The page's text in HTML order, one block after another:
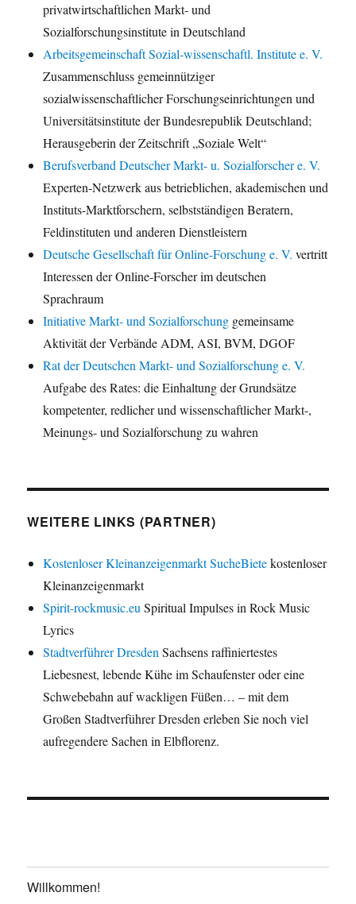
privatwirtschaftlichen Markt- und
Sozialforschungsinstitute in Deutschland
Arbeitsgemeinschaft Sozial-wissenschaftl. Institute e. V.
Zusammenschluss gemeinnütziger
sozialwissenschaftlicher Forschungseinrichtungen und
Universitätsinstitute der Bundesrepublik Deutschland;
Herausgeberin der Zeitschrift „Soziale Welt“
Berufsverband Deutscher Markt- u. Sozialforscher e. V.
Experten-Netzwerk aus betrieblichen, akademischen und
Instituts-Marktforschern, selbstständigen Beratern,
Feldinstituten und anderen Dienstleistern
Deutsche Gesellschaft für Online-Forschung e. V. vertritt
Interessen der Online-Forscher im deutschen
Sprachraum
Initiative Markt- und Sozialforschung gemeinsame
Aktivität der Verbände ADM, ASI, BVM, DGOF
Rat der Deutschen Markt- und Sozialforschung e. V.
Aufgabe des Rates: die Einhaltung der Grundsätze
kompetenter, redlicher und wissenschaftlicher Markt-,
Meinungs- und Sozialforschung zu wahren
WEITERE LINKS (PARTNER)
Kostenloser Kleinanzeigenmarkt SucheBietekostenloser
Kleinanzeigenmarkt
Spirit-rockmusic.eu Spiritual Impulses in Rock Music
Lyrics
Stadtverführer Dresden Sachsens raffiniertestes
Liebesnest, lebende Kühe im Schaufenster oder eine
Schwebebahn auf wackligen Füßen… – mit dem
Großen Stadtverführer Dresden erleben Sie noch viel
aufregendere Sachen in Elbflorenz.
Willkommen!